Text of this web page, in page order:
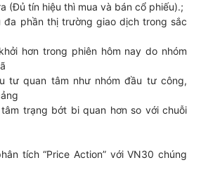
(Đủ tín hiệu thì mua và bán cổ phiếu).;
đa phần thị trường giao dịch trong sắc
hơn trong phiên hôm nay do nhóm
tư quan tâm như nhóm đầu tư công,
trạng bớt bi quan hơn so với chuỗi
tích “Price Action” với VN30 chúng